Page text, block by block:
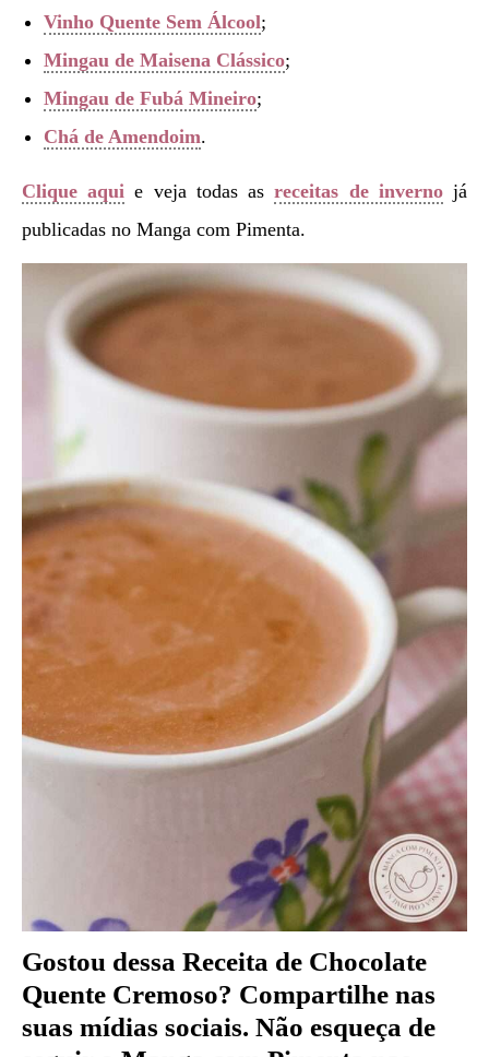
Vinho Quente Sem Álcool;
Mingau de Maisena Clássico;
Mingau de Fubá Mineiro;
Chá de Amendoim.
Clique aqui e veja todas asreceitas de invernojá
publicadas no Manga com Pimenta.
Gostou dessa Receita de Chocolate
Quente Cremoso? Compartilhe nas
suas mídias sociais. Não esqueça de